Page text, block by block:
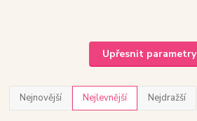
Upřesnit parametry
Nejnovější Nejlevnější Nejdražší